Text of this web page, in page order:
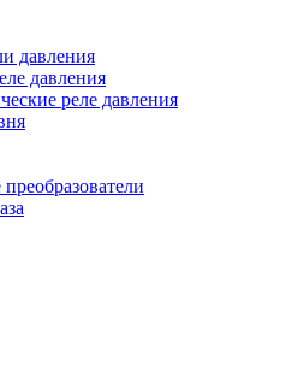
давления
давления
реле давления